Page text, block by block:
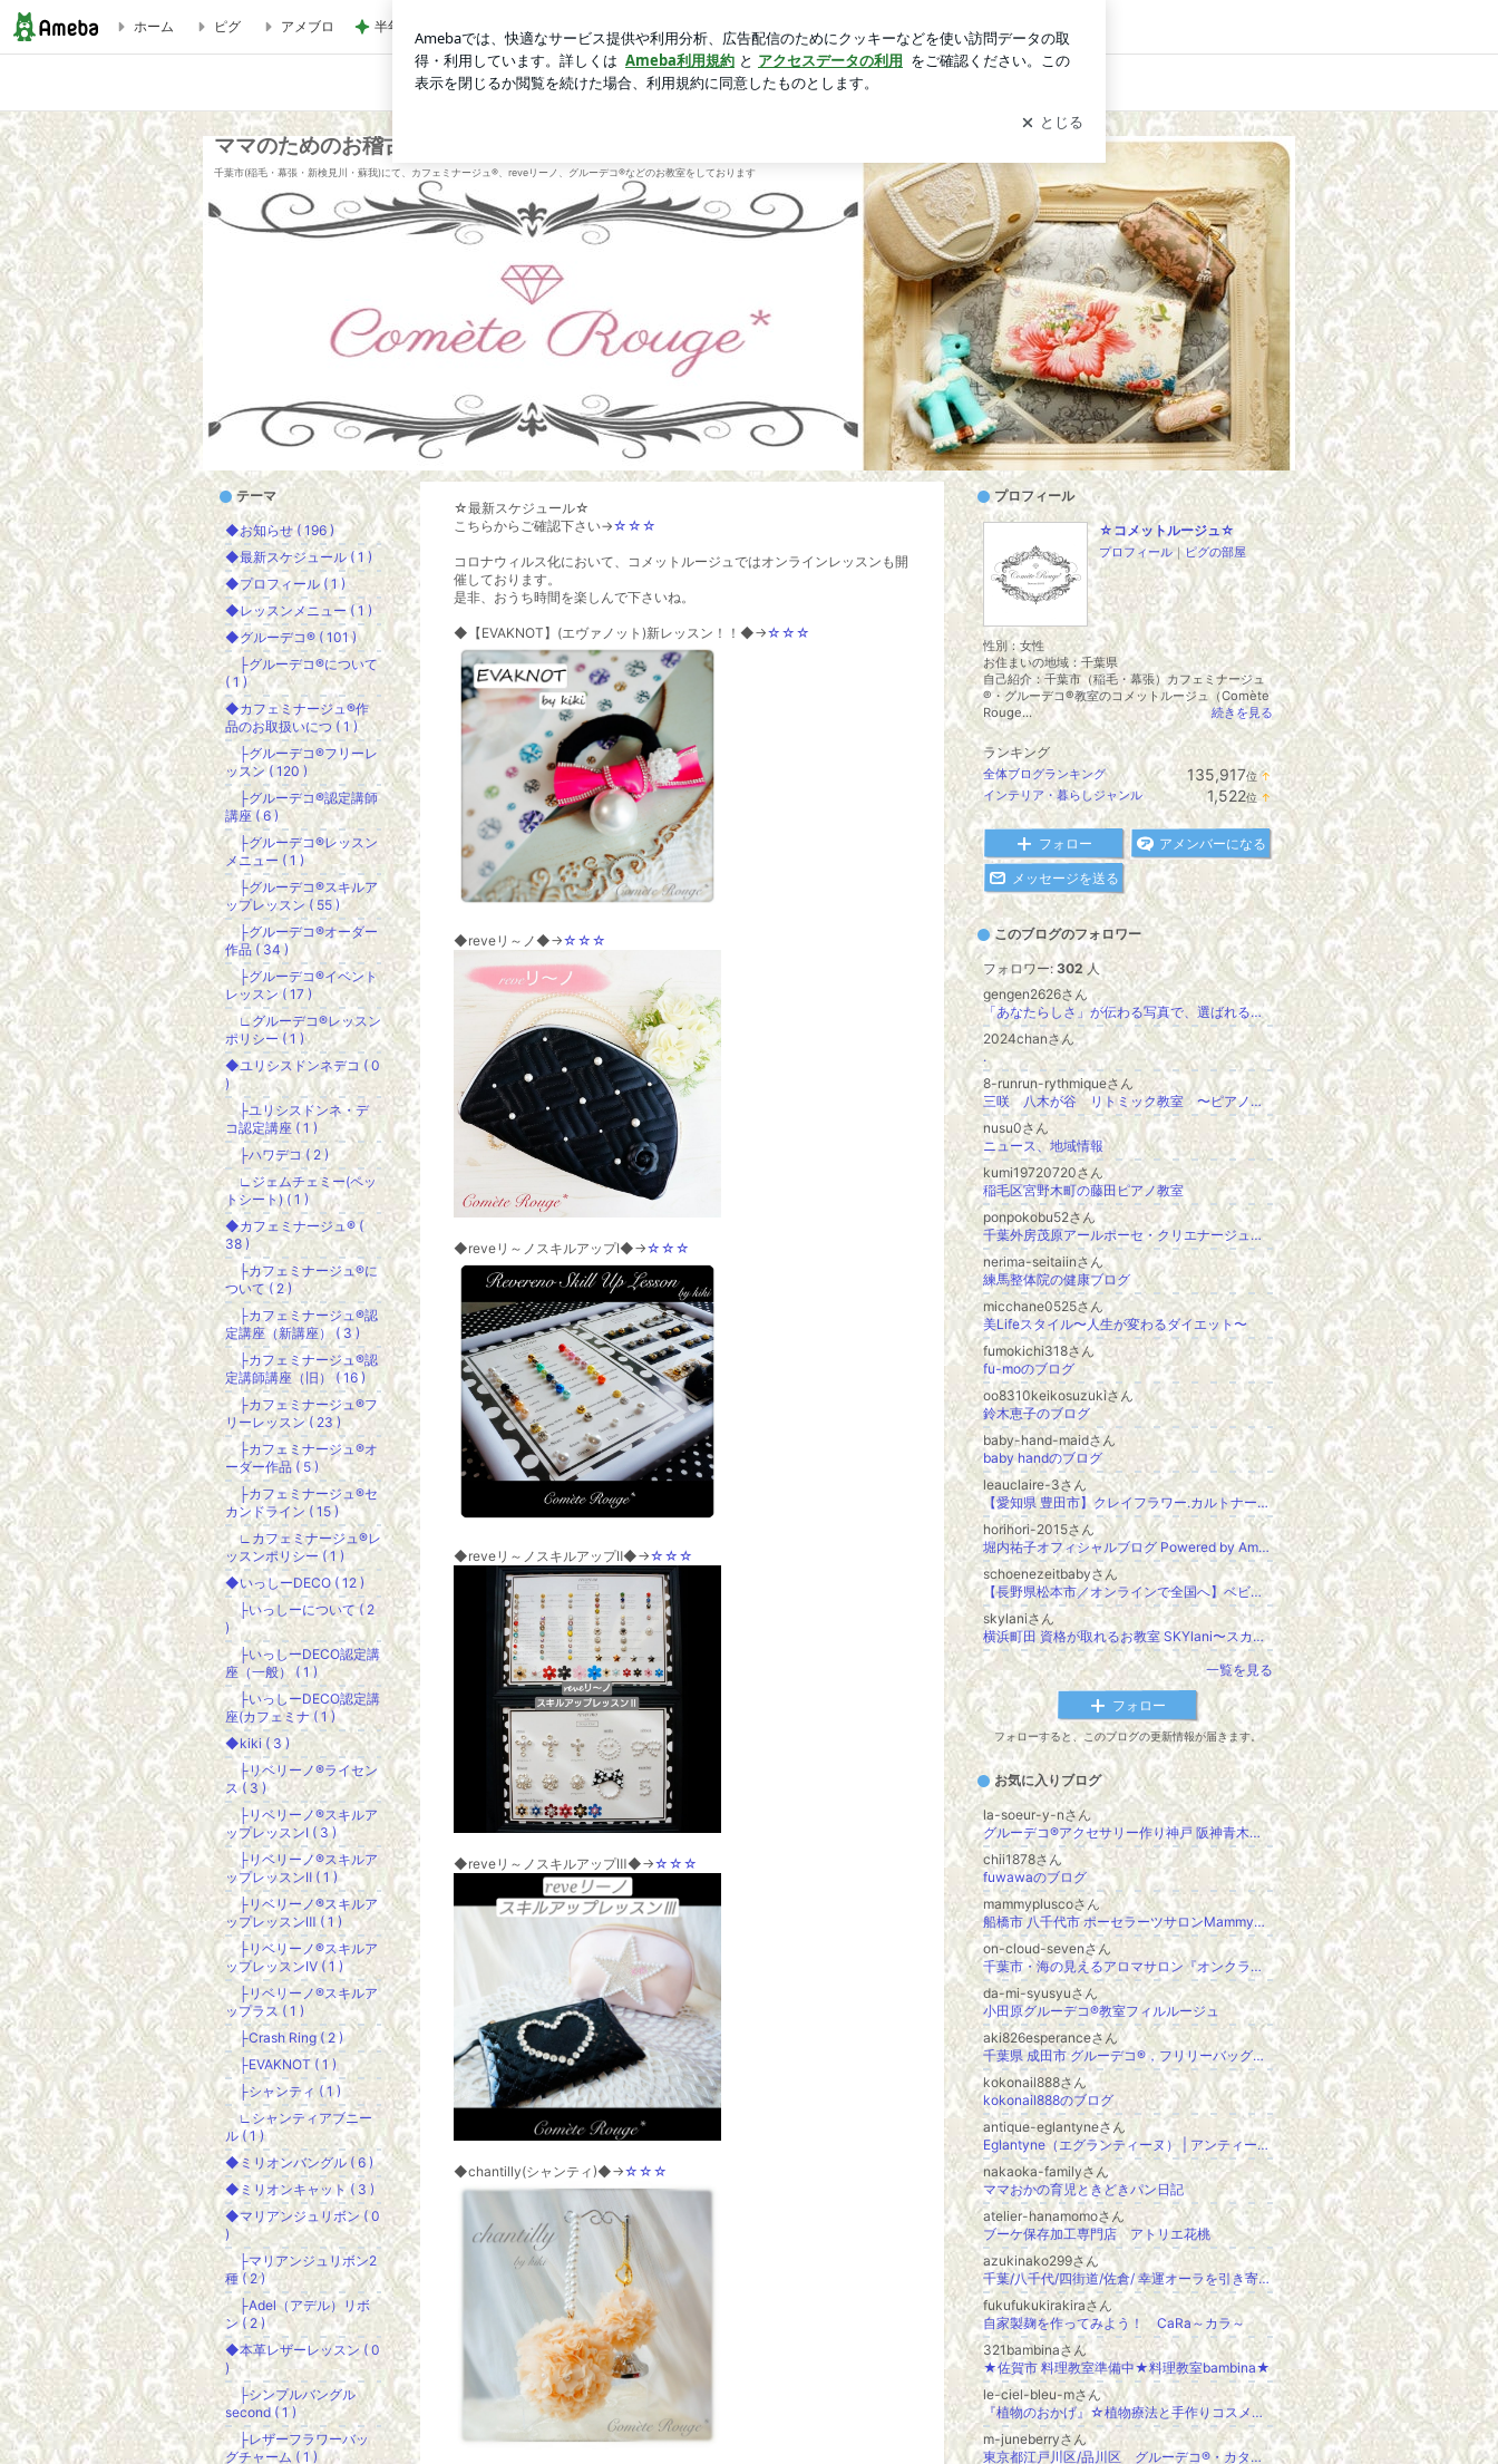
ホームページ プロフィール ブログ レッスン内容
ホーム ピグ アメブロ 半年ぶりに長男と2人きりの時間 ログイン
ママのためのお稽古サロン【コメットルージュ】
千葉市(稲毛・幕張・新検見川・蘇我)にて、カフェミナージュ®︎、reveリーノ、グルーデコ®︎などのお教室をしております
☆最新スケジュール☆
こちらからご確認下さい→☆☆☆
コロナウィルス化において、コメットルージュではオンラインレッスンも開
催しております。
是非、おうち時間を楽しんで下さいね。
◆【EVAKNOT】(エヴァノット)新レッスン！！◆→☆☆☆
◆reveリ～ノ◆→☆☆☆
◆reveリ～ノスキルアップⅠ◆→☆☆☆
◆reveリ～ノスキルアップⅡ◆→☆☆☆
◆reveリ～ノスキルアップⅢ◆→☆☆☆
◆chantilly(シャンティ)◆→☆☆☆
プロフィール
☆コメットルージュ☆
プロフィール｜ピグの部屋
性別：女性
お住まいの地域：千葉県
自己紹介：千葉市（稲毛・幕張）カフェミナージュ
®・グルーデコ®教室のコメットルージュ（Comète
Rouge...
続きを見る
ランキング
全体ブログランキング 135,917位 ↑
ラ
キ
ン
グ
上
昇
インテリア・暮らしジャンル 1,522位 ↑
ン
キ
グ
昇
フォロー アメンバーになる
メッセージを送る
このブログのフォロワー
フォロワー:302人
gengen2626さん
「あなたらしさ」が伝わる写真で、選ばれる起業家へ/フォトグラファーなかがわさとみのブログ
2024chanさん
.
8-runrun-rythmiqueさん
三咲 八木が谷 リトミック教室 〜ピアノ・トルテ〜
nusu0さん
ニュース、地域情報
kumi19720720さん
稲毛区宮野木町の藤田ピアノ教室
ponpokobu52さん
千葉外房茂原アールポーセ・クリエナージュ教室:いくつになっても生きがいを見つけられる、好きを形にするハンドメイド教室
nerima-seitaiinさん
練馬整体院の健康ブログ
micchane0525さん
美Lifeスタイル〜人生が変わるダイエット〜
fumokichi318さん
fu-moのブログ
oo8310keikosuzukiさん
鈴木恵子のブログ
baby-hand-maidさん
baby handのブログ
leauclaire-3さん
【愛知県 豊田市】クレイフラワー.カルトナージュで自分磨き 夜と週末通える頑張る女性の為のお稽古サロン✨ Leau claire(オー クレール)
horihori-2015さん
堀内祐子オフィシャルブログ Powered by Ameba
schoenezeitbabyさん
【長野県松本市／オンラインで全国へ】ベビーマッサージ資格＆フォトスタジオ きらり星
skylaniさん
横浜町田 資格が取れるお教室 SKYlani〜スカイラニ〜
一覧を見る
フォロー
フォローすると、このブログの更新情報が届きます。
お気に入りブログ
la-soeur-y-nさん
グルーデコ®アクセサリー作り神戸 阪神青木駅徒歩3分 ラスール
chii1878さん
fuwawaのブログ
mammypluscoさん
船橋市 八千代市 ポーセラーツサロンMammy+co
on-cloud-sevenさん
千葉市・海の見えるアロマサロン『オンクラウドセブン』
更新
da-mi-syusyuさん
小田原グルーデコ®教室フィルルージュ
aki826esperanceさん
千葉県 成田市 グルーデコ®，フリリーバッグのお教室～Esperance～ｴｽﾍﾟﾗﾝｽ
kokonail888さん
kokonail888のブログ
antique-eglantyneさん
Eglantyne（エグランティーヌ） | アンティーク幸福論
nakaoka-familyさん
ママおかの育児ときどきパン日記
atelier-hanamomoさん
ブーケ保存加工専門店 アトリエ花桃
azukinako299さん
千葉/八千代/四街道/佐倉/ 幸運オーラを引き寄せる！happyオルゴナイト☆ルチア☆ヒーリングレジンアクセサリー作家&運気アップヒーラー
fukufukukirakiraさん
自家製麹を作ってみよう！ CaRa～カラ～
321bambinaさん
★佐賀市 料理教室準備中★料理教室bambina★
le-ciel-bleu-mさん
『植物のおかげ』☆植物療法と手作りコスメ・手作り石鹸の教室 Le coeur＠千葉市 検見川・幕張・稲毛
m-juneberryさん
東京都江戸川区/品川区 グルーデコ®︎・カタリーヌフラワー・誕生花セラピーのお教室フェリシア
テーマ
◆お知らせ ( 196 )
◆最新スケジュール ( 1 )
◆プロフィール ( 1 )
◆レッスンメニュー ( 1 )
◆グルーデコ® ( 101 )
├グルーデコ®について
( 1 )
◆カフェミナージュ®︎作
品のお取扱いにつ ( 1 )
├グルーデコ®フリーレ
ッスン ( 120 )
├グルーデコ®認定講師
講座 ( 6 )
├グルーデコ®レッスン
メニュー ( 1 )
├グルーデコ®スキルア
ップレッスン ( 55 )
├グルーデコ®オーダー
作品 ( 34 )
├グルーデコ®イベント
レッスン ( 17 )
∟グルーデコ®レッスン
ポリシー ( 1 )
◆ユリシスドンネデコ ( 0
)
├ユリシスドンネ・デ
コ認定講座 ( 1 )
├ハワデコ ( 2 )
∟ジェムチェミー(ペッ
トシート) ( 1 )
◆カフェミナージュ® (
38 )
├カフェミナージュ®に
ついて ( 2 )
├カフェミナージュ®認
定講座（新講座） ( 3 )
├カフェミナージュ®認
定講師講座（旧） ( 16 )
├カフェミナージュ®フ
リーレッスン ( 23 )
├カフェミナージュ®オ
ーダー作品 ( 5 )
├カフェミナージュ®セ
カンドライン ( 15 )
∟カフェミナージュ®レ
ッスンポリシー ( 1 )
◆いっしーDECO ( 12 )
├いっしーについて ( 2
)
├いっしーDECO認定講
座（一般） ( 1 )
├いっしーDECO認定講
座(カフェミナ ( 1 )
◆kiki ( 3 )
├リベリーノ®ライセン
ス ( 3 )
├リベリーノ®スキルア
ップレッスンⅠ ( 3 )
├リベリーノ®スキルア
ップレッスンⅡ ( 1 )
├リベリーノ®スキルア
ップレッスンⅢ ( 1 )
├リベリーノ®スキルア
ップレッスンⅣ ( 1 )
├リベリーノ®スキルア
ップラス ( 1 )
├Crash Ring ( 2 )
├EVAKNOT ( 1 )
├シャンティ ( 1 )
∟シャンティアブニー
ル ( 1 )
◆ミリオンバングル ( 6 )
◆ミリオンキャット ( 3 )
◆マリアンジュリボン ( 0
)
├マリアンジュリボン2
種 ( 2 )
├Adel（アデル）リボ
ン ( 2 )
◆本革レザーレッスン ( 0
)
├シンプルバングル
second ( 1 )
├レザーフラワーバッ
グチャーム ( 1 )